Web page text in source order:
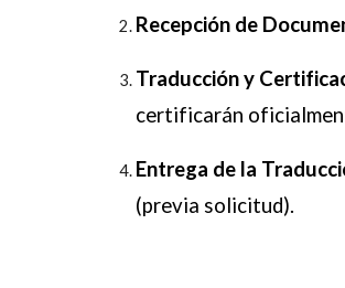
Recepción de
Traducción y
certificarán
Entrega de la
(previa solicitud).